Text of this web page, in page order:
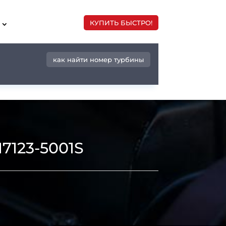
КУПИТЬ БЫСТРО!
как найти номер турбины
5001S